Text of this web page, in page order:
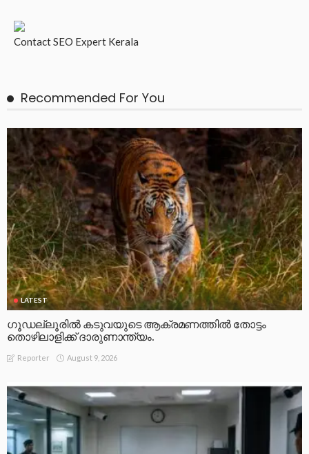
ContactSEO Expert Kerala
Recommended For You
LATEST
ഗൂഡല്ലൂരിൽ കടുവയുടെ ആക്രമണത്തിൽ തോട്ടം
തൊഴിലാളിക്ക് ദാരുണാന്ത്യം.
Reporter August 9, 2026